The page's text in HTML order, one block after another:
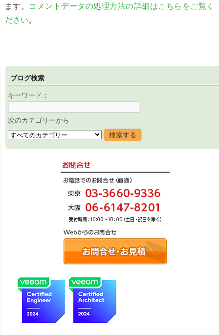
ます。 コメントデータの処理方法の詳細はこちらをご覧く
ださい。
ブログ検索
キーワード：
次のカテゴリーから